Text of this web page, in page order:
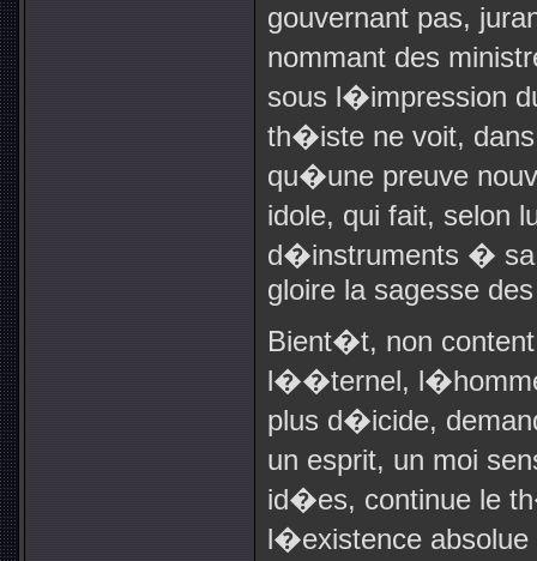
gouvernant pas,
nommant des
sous l�impression
th�iste ne voit,
qu�une preuve
idole, qui fait, selon
d�instruments �
gloire la sagesse
Bient�t, non
l��ternel,
plus d�icide,
un esprit, un moi
id�es, continue le
l�existence